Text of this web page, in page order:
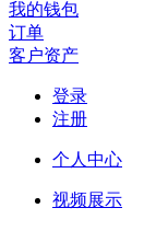
我的钱包
订单
客户资产
登录
注册
个人中心
视频展示